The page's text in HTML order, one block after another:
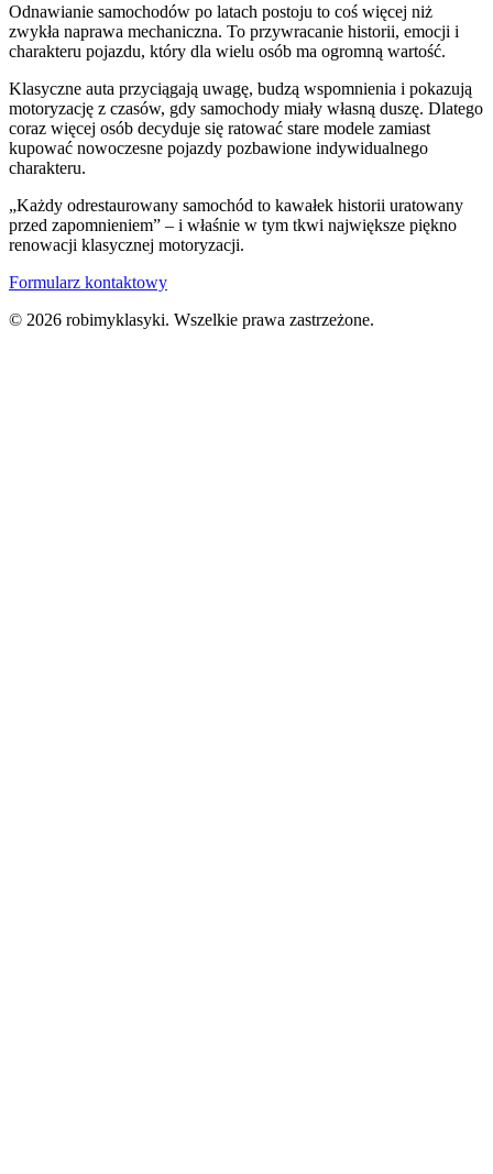
Odnawianie samochodów po latach postoju to coś więcej niż
zwykła naprawa mechaniczna. To przywracanie historii, emocji i
charakteru pojazdu, który dla wielu osób ma ogromną wartość.
Klasyczne auta przyciągają uwagę, budzą wspomnienia i pokazują
motoryzację z czasów, gdy samochody miały własną duszę. Dlatego
coraz więcej osób decyduje się ratować stare modele zamiast
kupować nowoczesne pojazdy pozbawione indywidualnego
charakteru.
„Każdy odrestaurowany samochód to kawałek historii uratowany
przed zapomnieniem” – i właśnie w tym tkwi największe piękno
renowacji klasycznej motoryzacji.
Formularz kontaktowy
© 2026 robimyklasyki. Wszelkie prawa zastrzeżone.